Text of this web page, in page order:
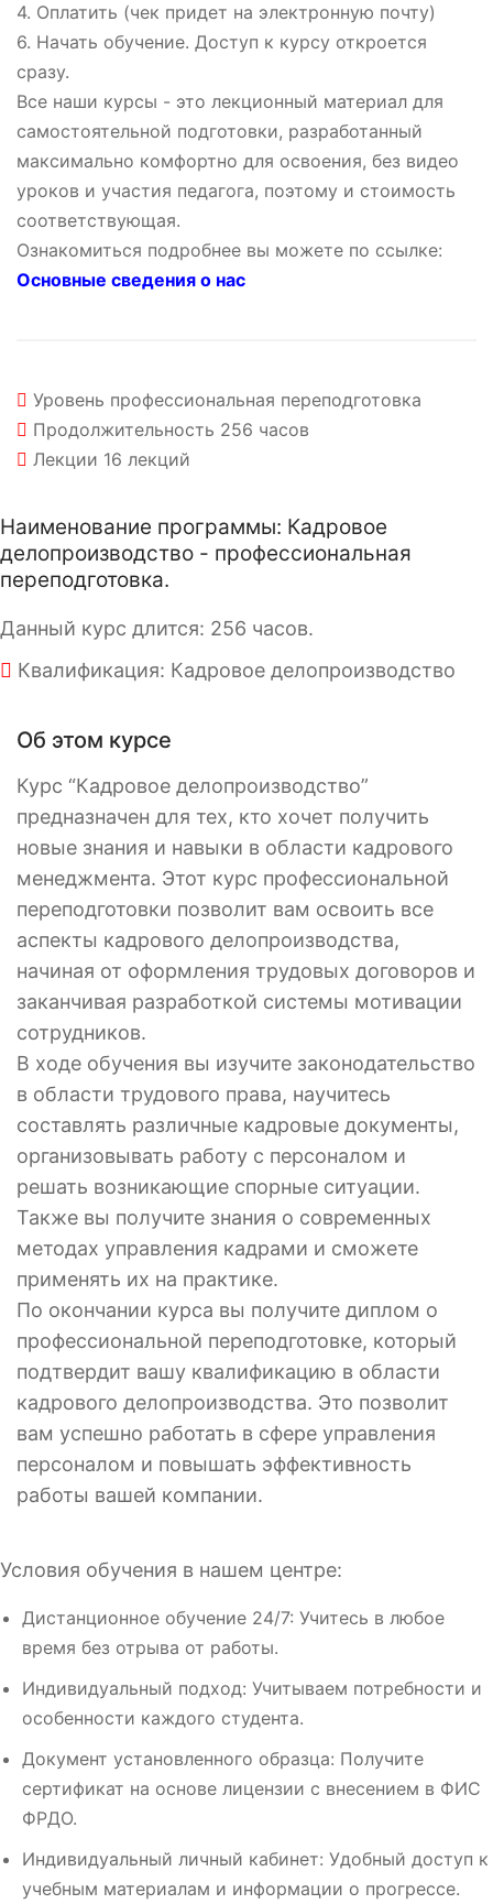
4. Оплатить (чек придет на электронную почту)
6. Начать обучение. Доступ к курсу откроется
сразу.
Все наши курсы - это лекционный материал для
самостоятельной подготовки, разработанный
максимально комфортно для освоения, без видео
уроков и участия педагога, поэтому и стоимость
соответствующая.
Ознакомиться подробнее вы можете по ссылке:
Основные сведения о нас
Уровень профессиональная переподготовка
Продолжительность 256 часов
Лекции 16 лекций
Наименование программы: Кадровое
делопроизводство - профессиональная
переподготовка.
Данный курс длится: 256 часов.
Квалификация: Кадровое делопроизводство
Об этом курсе
Курс “Кадровое делопроизводство”
предназначен для тех, кто хочет получить
новые знания и навыки в области кадрового
менеджмента. Этот курс профессиональной
переподготовки позволит вам освоить все
аспекты кадрового делопроизводства,
начиная от оформления трудовых договоров и
заканчивая разработкой системы мотивации
сотрудников.
В ходе обучения вы изучите законодательство
в области трудового права, научитесь
составлять различные кадровые документы,
организовывать работу с персоналом и
решать возникающие спорные ситуации.
Также вы получите знания о современных
методах управления кадрами и сможете
применять их на практике.
По окончании курса вы получите диплом о
профессиональной переподготовке, который
подтвердит вашу квалификацию в области
кадрового делопроизводства. Это позволит
вам успешно работать в сфере управления
персоналом и повышать эффективность
работы вашей компании.
Условия обучения в нашем центре:
Дистанционное обучение 24/7: Учитесь в любое
время без отрыва от работы.
Индивидуальный подход: Учитываем потребности и
особенности каждого студента.
Документ установленного образца: Получите
сертификат на основе лицензии с внесением в ФИС
ФРДО.
Индивидуальный личный кабинет: Удобный доступ к
учебным материалам и информации о прогрессе.